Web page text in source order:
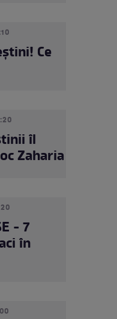
Ce
îl
Zaharia
- 7
în